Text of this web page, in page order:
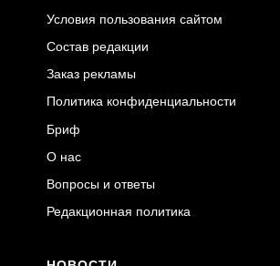
Условия пользования сайтом
Состав редакции
Заказ рекламы
Политика конфиденциальности
Бриф
О нас
Вопросы и ответы
Редакционная политика